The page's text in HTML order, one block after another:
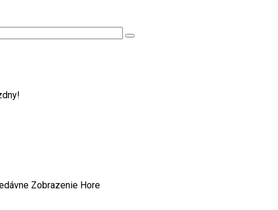
Zobrazenie Hore